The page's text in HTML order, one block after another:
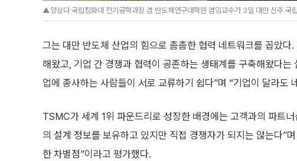
▲양상다 국립칭화대 전기공학과장 겸 반도체연구대학원 겸임교수가 3일 대만 신주 국
그는 대만 반도체 산업의 힘으로 촘촘한 협력 네트워크를 꼽았다
해왔고, 기업 간 경쟁과 협력이 공존하는 생태계를 구축해왔다
업에 종사하는 사람들이 서로 교류하기 쉽다”며 “기업이 달라도
TSMC가 세계 1위 파운드리로 성장한 배경에는 고객과의 파트
의 설계 정보를 보유하고 있지만 직접 경쟁자가 되지는 않는다”
한 차별점”이라고 평가했다.